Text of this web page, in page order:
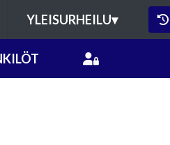
YLEISURHEILU▾